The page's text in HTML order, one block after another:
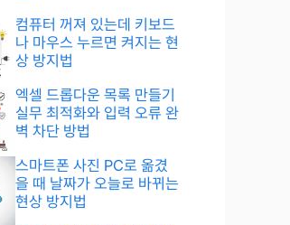
컴퓨터 꺼져 있는데 키보드
나 마우스 누르면 켜지는 현
상 방지법
엑셀 드롭다운 목록 만들기
실무 최적화와 입력 오류 완
벽 차단 방법
스마트폰 사진 PC로 옮겼
을 때 날짜가 오늘로 바뀌는
현상 방지법